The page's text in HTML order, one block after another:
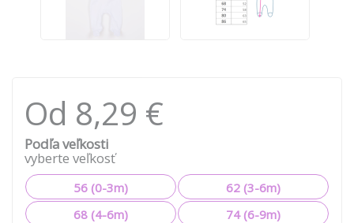
Od 8,29 €
Podľa veľkosti
vyberte veľkosť
56 (0-3m)
62 (3-6m)
68 (4-6m)
74 (6-9m)